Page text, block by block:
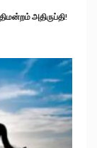
அதிருப்தி!